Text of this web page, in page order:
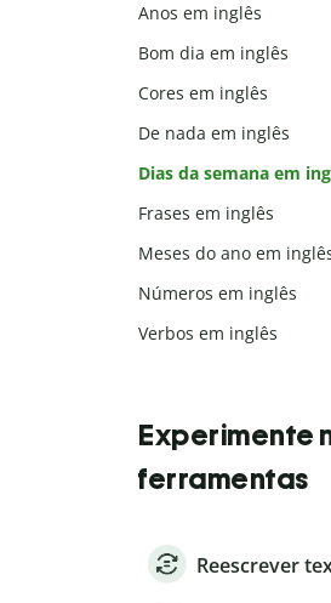
Anos em inglês
Bom dia em inglês
Cores em inglês
De nada em inglês
Dias da semana em
Frases em inglês
Meses do ano em
Números em inglês
Verbos em inglês
Experimente
ferramentas
Reescrever